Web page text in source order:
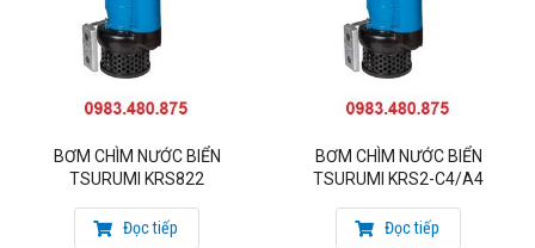
BƠM CHÌM NƯỚC BIỂN
TSURUMI KRS822
Đọc tiếp
BƠM CHÌM NƯỚC BIỂN
TSURUMI KRS2-C4/A4
Đọc tiếp